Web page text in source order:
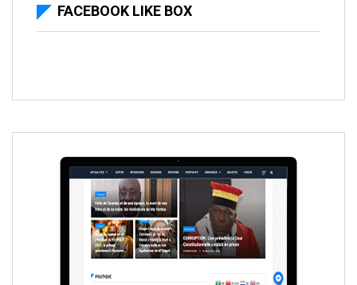
FACEBOOK LIKE BOX